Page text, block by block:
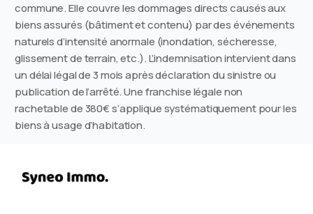
commune. Elle couvre les dommages directs causés aux
biens assurés (bâtiment et contenu) par des événements
naturels d’intensité anormale (inondation, sécheresse,
glissement de terrain, etc.). L’indemnisation intervient dans
un délai légal de 3 mois après déclaration du sinistre ou
publication de l’arrêté. Une franchise légale non
rachetable de 380€ s’applique systématiquement pour les
biens à usage d’habitation.